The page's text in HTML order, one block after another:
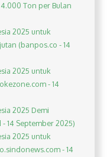
Ton per Bulan
2025 untuk
(banpos.co - 14
2025 untuk
- 14
2025 Demi
14 September 2025)
2025 untuk
- 14